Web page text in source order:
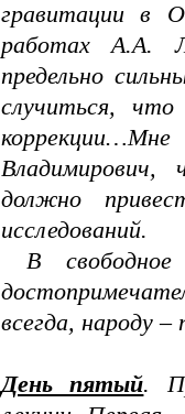
гравитации в
работах А.А.
предельно
случиться,
Владимирович,
должно
исследований.
В свободное
всегда, народу
День пятый.